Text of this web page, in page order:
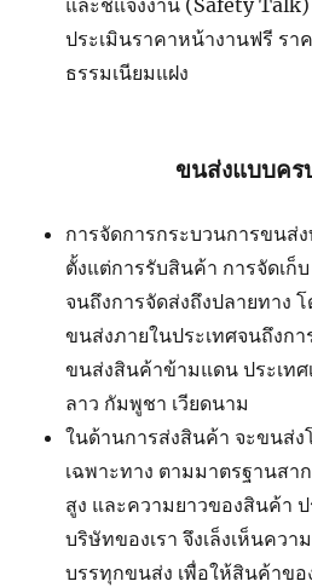
และชี้แจงงาน (Safety Talk)
ประเมินราคาหน้างานฟรี รา
ธรรมเนียมแฝง
ขนส่งแบบคร
การจัดการกระบวนการขนส่
ตั้งแต่การรับสินค้า การจัดเก็
จนถึงการจัดส่งถึงปลายทาง
ขนส่งภายในประเทศจนถึงก
ขนส่งสินค้าข้ามแดน ประเท
ลาว กัมพูชา เวียดนาม
ในด้านการส่งสินค้า จะขนส่ง
เฉพาะทาง ตามมาตรฐานส
สูง และความยาวของสินค้า
บริษัทของเรา จึงเล็งเห็นควา
บรรทุกขนส่ง เพื่อให้สินค้าข